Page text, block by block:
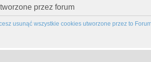
przez forum
usunąć wszystkie cookies utworzone przez to